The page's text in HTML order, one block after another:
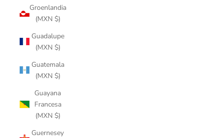
Groenlandia
(MXN $)
Guadalupe
(MXN $)
Guatemala
(MXN $)
Guayana
Francesa
(MXN $)
Guernesey